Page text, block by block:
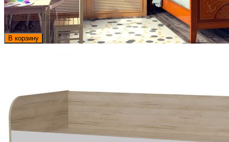
Кровать «Мечта 2»
16 423₽
В корзину